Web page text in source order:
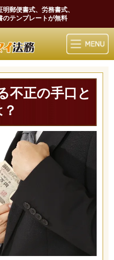
郵便書式、労務書式、
のテンプレートが無料
マイ法務
不正の手口と